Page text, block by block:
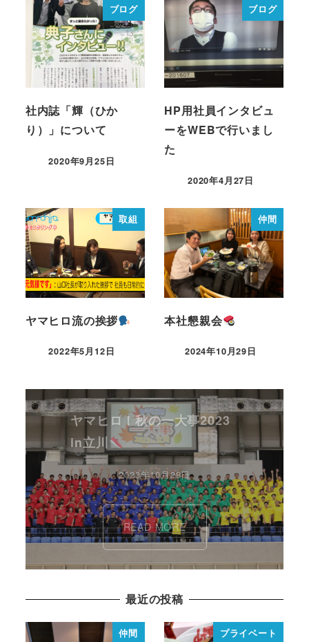
ブログ
社内誌「輝（ひか
り）」について
2020年9月25日
ブログ
HP用社員インタビュ
ーをWEBで行いまし
た
2020年4月27日
取組
ヤマヒロ流の挨拶
2022年5月12日
仲間
本社懇親会
2024年10月29日
ヤマヒロ！秋の一大事2023
in立川
2023年10月28日
READ MORE
最近の投稿
仲間 プライベート